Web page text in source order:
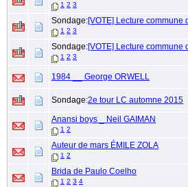
1 2 3
Sondage:[VOTE] Lecture commune
1 2 3
Sondage:[VOTE] Lecture commune
1 2 3
1984 __ George ORWELL
Sondage:2e tour LC automne 2015
Anansi boys _ Neil GAIMAN
1 2
Auteur de mars ÉMILE ZOLA
1 2
Brida de Paulo Coelho
1 2 3 4